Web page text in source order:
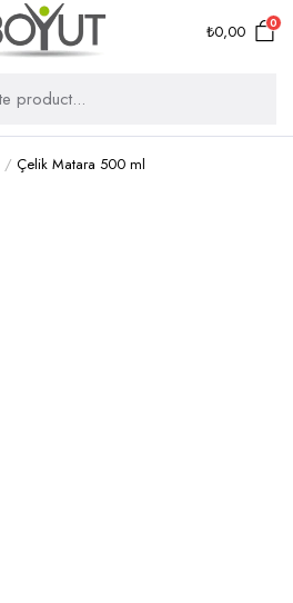
₺0,00 0
Çelik Matara 500 ml